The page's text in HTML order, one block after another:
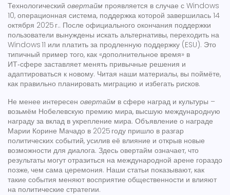
Технологический овертайм проявляется в случае с Windows
10, операционная система, поддержка которой завершилась 14
октября 2025 г.. После официального окончания поддержки
пользователи вынуждены искать альтернативы, переходить на
Windows 11 или платить за продленную поддержку (ESU). Это
типичный пример того, как «дополнительное время» в
ИТ‑сфере заставляет менять привычные решения и
адаптироваться к новому. Читая наши материалы, вы поймёте,
как правильно планировать миграцию и избегать рисков.
Не менее интересен овертайм в сфере наград и культуры –
возьмём Нобелевскую премию мира, высшую международную
награду за вклад в укрепление мира. Объявление о награде
Марии Корине Мачадо в 2025 году пришло в разгар
политических событий, усилив её влияние и открыв новые
возможности для диалога. Здесь овертайм означает, что
результаты могут отразиться на международной арене гораздо
позже, чем сама церемония. Наши статьи показывают, как
такие события меняют восприятие общественности и влияют
на политические стратегии.